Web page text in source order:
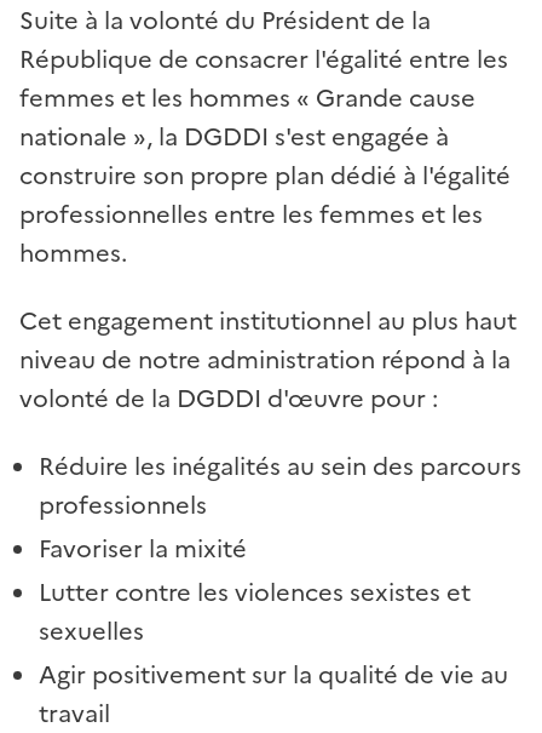
Suite à la volonté du Président de la
République de consacrer l'égalité entre les
femmes et les hommes « Grande cause
nationale », la DGDDI s'est engagée à
construire son propre plan dédié à l'égalité
professionnelles entre les femmes et les
hommes.
Cet engagement institutionnel au plus haut
niveau de notre administration répond à la
volonté de la DGDDI d'œuvre pour :
Réduire les inégalités au sein des parcours
professionnels
Favoriser la mixité
Lutter contre les violences sexistes et
sexuelles
Agir positivement sur la qualité de vie au
travail